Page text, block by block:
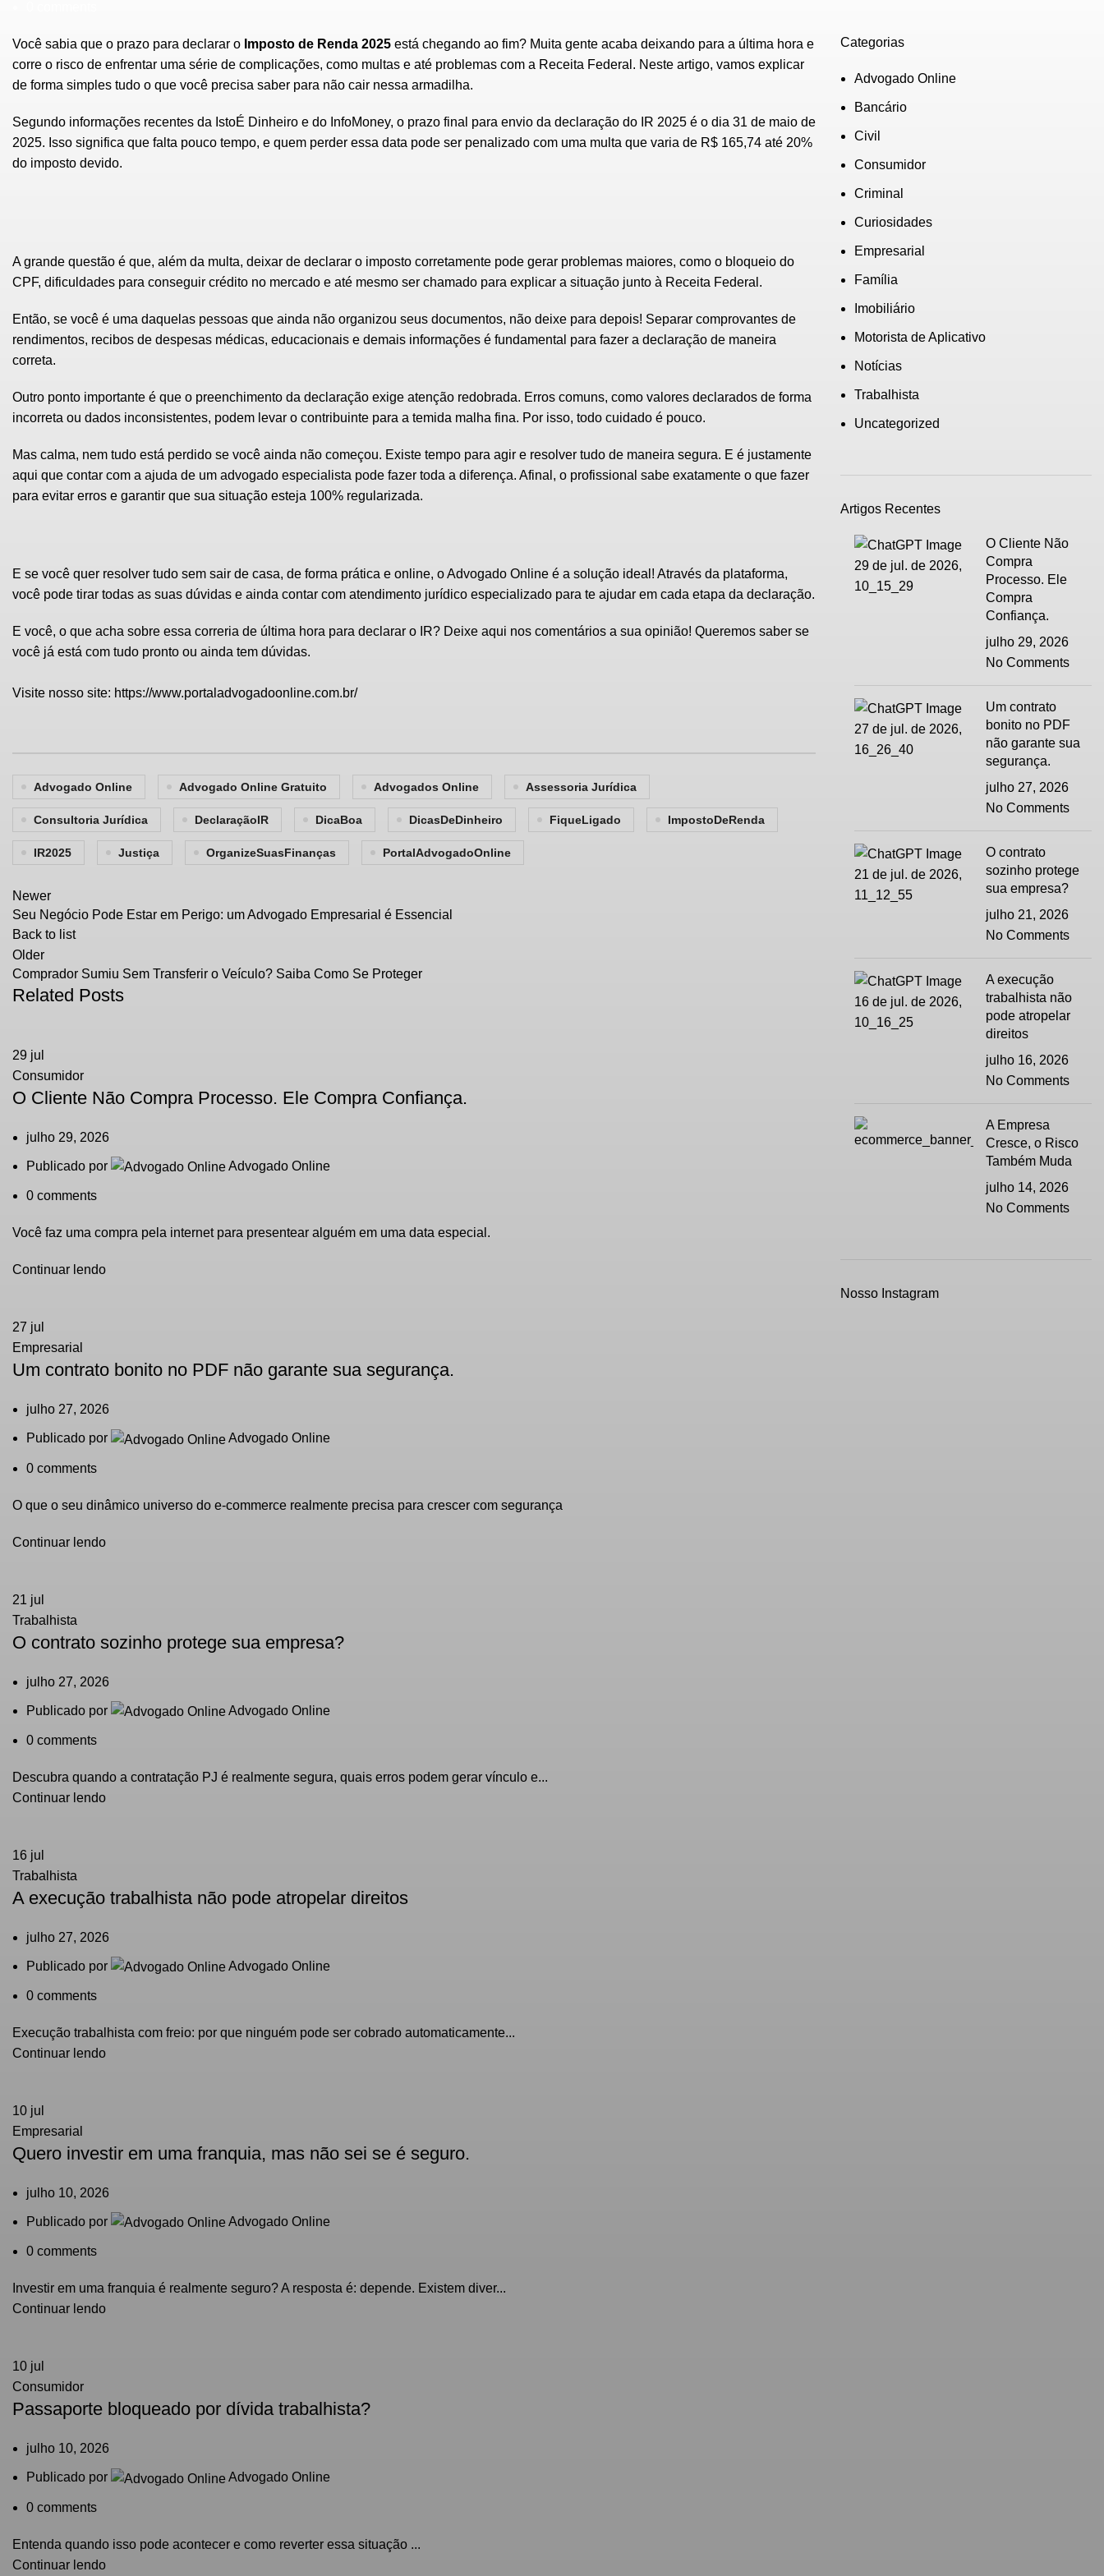
Você sabia que o prazo para declarar o Imposto de Renda 2025 está chegando ao fim? Muita gente acaba deixando para a última hora e
corre o risco de enfrentar uma série de complicações, como multas e até problemas com a Receita Federal . Neste artigo, vamos explicar
de forma simples tudo o que você precisa saber para não cair nessa armadilha.
Segundo informações recentes da IstoÉ Dinheiro e do InfoMoney, o prazo final para envio da declaração do IR 2025 é o dia 31 de maio de
2025. Isso significa que falta pouco tempo, e quem perder essa data pode ser penalizado com uma multa que varia de R$ 165,74 até 20%
do imposto devido.
A grande questão é que, além da multa, deixar de declarar o imposto corretamente pode gerar problemas maiores, como o bloqueio do
CPF, dificuldades para conseguir crédito no mercado e até mesmo ser chamado para explicar a situação junto à Receita Federal.
Então, se você é uma daquelas pessoas que ainda não organizou seus documentos, não deixe para depois! Separar comprovantes de
rendimentos, recibos de despesas médicas, educacionais e demais informações é fundamental para fazer a declaração de maneira
correta.
Outro ponto importante é que o preenchimento da declaração exige atenção redobrada. Erros comuns, como valores declarados de forma
incorreta ou dados inconsistentes, podem levar o contribuinte para a temida malha fina. Por isso, todo cuidado é pouco.
Mas calma, nem tudo está perdido se você ainda não começou. Existe tempo para agir e resolver tudo de maneira segura. E é justamente
aqui que contar com a ajuda de um advogado especialista pode fazer toda a diferença. Afinal, o profissional sabe exatamente o que fazer
para evitar erros e garantir que sua situação esteja 100% regularizada.
E se você quer resolver tudo sem sair de casa, de forma prática e online, oAdvogado Online é a solução ideal! Através da plataforma,
você pode tirar todas as suas dúvidas e ainda contar com atendimento jurídico especializado para te ajudar em cada etapa da declaração.
E você, o que acha sobre essa correria de última hora para declarar o IR? Deixe aqui nos comentários a sua opinião! Queremos saber se
você já está com tudo pronto ou ainda tem dúvidas.
Visite nosso site: https://www.portaladvogadoonline.com.br/
Advogado Online Advogado Online Gratuito Advogados Online Assessoria Jurídica
Consultoria Jurídica DeclaraçãoIR DicaBoa DicasDeDinheiro FiqueLigado ImpostoDeRenda
IR2025 Justiça OrganizeSuasFinanças PortalAdvogadoOnline
Newer
Seu Negócio Pode Estar em Perigo: um Advogado Empresarial é Essencial
Back to list
Older
Comprador Sumiu Sem Transferir o Veículo? Saiba Como Se Proteger
Related Posts
29 jul
Consumidor
O Cliente Não Compra Processo. Ele Compra Confiança.
julho 29, 2026
Publicado por Advogado Online
0 comments
Você faz uma compra pela internet para presentear alguém em uma data especial.
Continuar lendo
27 jul
Empresarial
Um contrato bonito no PDF não garante sua segurança.
julho 27, 2026
Publicado por Advogado Online
0 comments
O que o seu dinâmico universo do e-commerce realmente precisa para crescer com segurança
Continuar lendo
21 jul
Trabalhista
O contrato sozinho protege sua empresa?
julho 27, 2026
Publicado por Advogado Online
0 comments
Descubra quando a contratação PJ é realmente segura, quais erros podem gerar vínculo e...
Continuar lendo
16 jul
Trabalhista
A execução trabalhista não pode atropelar direitos
julho 27, 2026
Publicado por Advogado Online
0 comments
Execução trabalhista com freio: por que ninguém pode ser cobrado automaticamente...
Continuar lendo
10 jul
Empresarial
Quero investir em uma franquia, mas não sei se é seguro.
julho 10, 2026
Publicado por Advogado Online
0 comments
Investir em uma franquia é realmente seguro? A resposta é: depende. Existem diver...
Continuar lendo
10 jul
Consumidor
Passaporte bloqueado por dívida trabalhista?
julho 10, 2026
Publicado por Advogado Online
0 comments
Entenda quando isso pode acontecer e como reverter essa situação ...
Continuar lendo
Categorias
Advogado Online
Bancário
Civil
Consumidor
Criminal
Curiosidades
Empresarial
Família
Imobiliário
Motorista de Aplicativo
Notícias
Trabalhista
Uncategorized
Artigos Recentes
O Cliente Não
Compra
Processo. Ele
Compra
Confiança.
julho 29, 2026
No Comments
Um contrato
bonito no PDF
não garante sua
segurança.
julho 27, 2026
No Comments
O contrato
sozinho protege
sua empresa?
julho 21, 2026
No Comments
A execução
trabalhista não
pode atropelar
direitos
julho 16, 2026
No Comments
A Empresa
Cresce, o Risco
Também Muda
julho 14, 2026
No Comments
Nosso Instagram